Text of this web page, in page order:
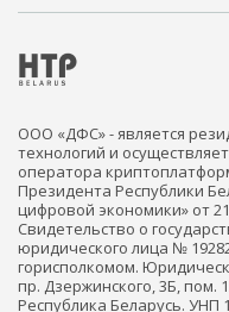
ООО «ДФС» - является
технологий и
оператора
Президента Республики
цифровой экономики» от
Свидетельство о
юридического лица №
горисполкомом.
пр. Дзержинского, 3Б, пом.
Республика Беларусь. УНП